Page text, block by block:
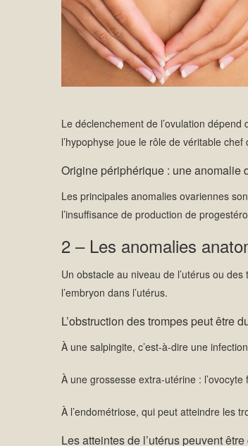
Le déclenchement de l’ovulation
l’hypophyse joue le rôle de véritable
Origine périphérique : une anomalie
Les principales anomalies ovariennes
l’insuffisance de production de
2 – Les anomalies
Un obstacle au niveau de l’utérus ou
l’embryon dans l’utérus.
L’obstruction des trompes peut être
À une salpingite, c’est-à-dire une
À une grossesse extra-utérine :
À l’endométriose, qui peut atteindre les
Les atteintes de l’utérus peuvent